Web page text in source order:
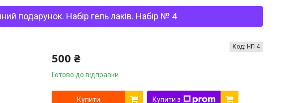
подарунок. Набір гель лаків. Набір № 4
500 ₴
Готово до відправки
Код: НП 4
Купити Купити з